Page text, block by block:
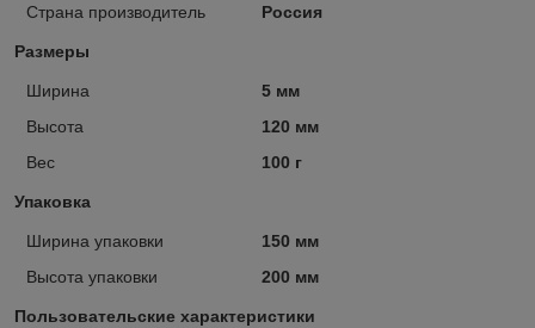
Страна производитель Россия
Размеры
Ширина
5 мм
Высота
120 мм
Вес
100 г
Упаковка
Ширина упаковки
150 мм
Высота упаковки
200 мм
Пользовательские характеристики